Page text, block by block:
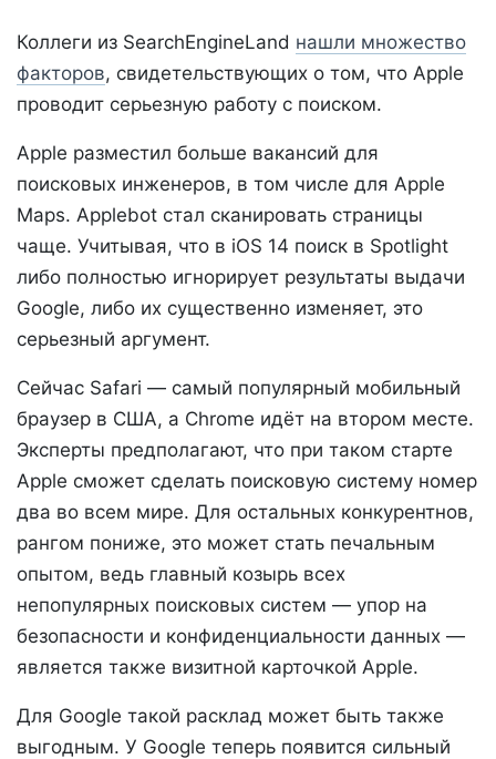
Коллеги из SearchEngineLand нашли множество
факторов, свидетельствующих о том, что Apple
проводит серьезную работу с поиском.
Apple разместил больше вакансий для
поисковых инженеров, в том числе для Apple
Maps. Applebot стал сканировать страницы
чаще. Учитывая, что в iOS 14 поиск в Spotlight
либо полностью игнорирует результаты выдачи
Google, либо их существенно изменяет, это
серьезный аргумент.
Сейчас Safari — самый популярный мобильный
браузер в США, а Chrome идёт на втором месте.
Эксперты предполагают, что при таком старте
Apple сможет сделать поисковую систему номер
два во всем мире. Для остальных конкурентнов,
рангом пониже, это может стать печальным
опытом, ведь главный козырь всех
непопулярных поисковых систем — упор на
безопасности и конфиденциальности данных —
является также визитной карточкой Apple.
Для Google такой расклад может быть также
выгодным. У Google теперь появится сильный